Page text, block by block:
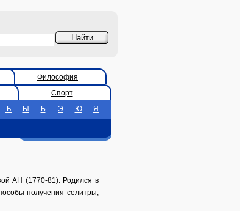
Философия
Спорт
Ъ Ы Ь Э Ю Я
АН (1770-81). Родился в
получения селитры,